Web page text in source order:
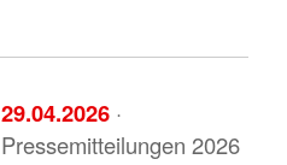
29.04.2026 ·
Pressemitteilungen 2026